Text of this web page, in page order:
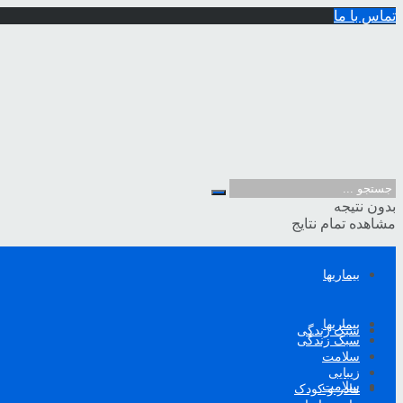
تماس با ما
بدون نتیجه
مشاهده تمام نتایج
بیماریها
سبک زندگی
سلامت
بیماریها
سبک زندگی
سلامت
زیبایی
مادر و کودک